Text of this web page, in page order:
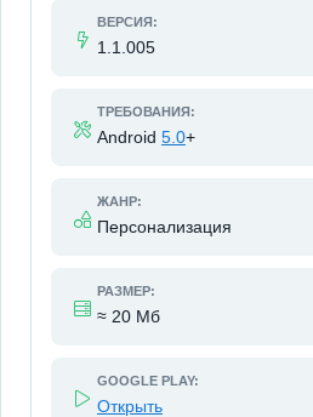
ВЕРСИЯ:
1.1.005
ТРЕБОВАНИЯ:
Android 5.0+
ЖАНР:
Персонализация
РАЗМЕР:
≈ 20 Мб
GOOGLE PLAY:
Открыть